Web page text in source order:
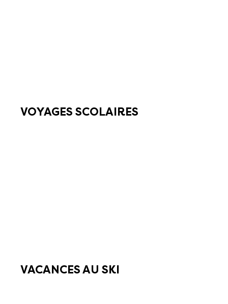
VOYAGES SCOLAIRES
VACANCES AU SKI